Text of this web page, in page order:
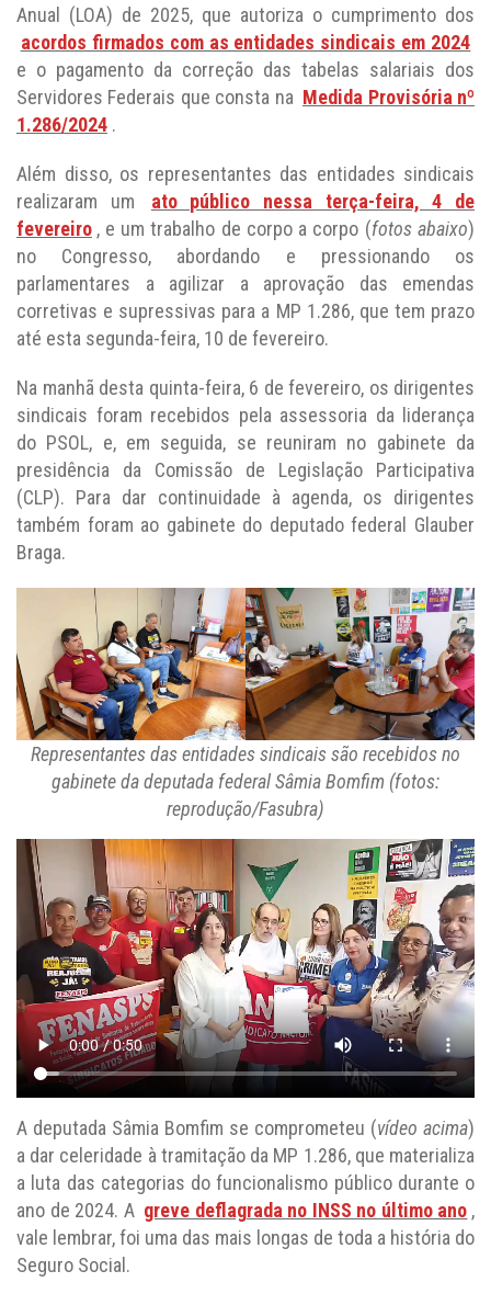
Anual (LOA) de 2025, que autoriza o cumprimento dos
acordos firmados com as entidades sindicais em 2024
e o pagamento da correção das tabelas salariais dos
Servidores Federais que consta na Medida Provisória nº
1.286/2024 .
Além disso, os representantes das entidades sindicais
realizaram um
ato público nessa terça-feira, 4 de
fevereiro , e um trabalho de corpo a corpo (fotos abaixo)
no Congresso, abordando e pressionando os
parlamentares a agilizar a aprovação das emendas
corretivas e supressivas para a MP 1.286, que tem prazo
até esta segunda-feira, 10 de fevereiro.
Na manhã desta quinta-feira, 6 de fevereiro, os dirigentes
sindicais foram recebidos pela assessoria da liderança
do PSOL, e, em seguida, se reuniram no gabinete da
presidência da Comissão de Legislação Participativa
(CLP). Para dar continuidade à agenda, os dirigentes
também foram ao gabinete do deputado federal Glauber
Braga.
Representantes das entidades sindicais são recebidos no
gabinete da deputada federal Sâmia Bomfim (fotos:
reprodução/Fasubra)
A deputada Sâmia Bomfim se comprometeu (vídeo acima)
a dar celeridade à tramitação da MP 1.286, que materializa
a luta das categorias do funcionalismo público durante o
ano de 2024. A greve deflagrada no INSS no último ano ,
vale lembrar, foi uma das mais longas de toda a história do
Seguro Social.